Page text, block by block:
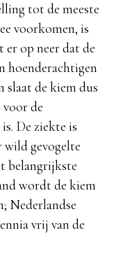
tot de meeste
voorkomen, is
er op neer dat de
hoenderachtigen
slaat de kiem dus
de
De ziekte is
wild gevogelte
belangrijkste
wordt de kiem
Nederlandse
vrij van de